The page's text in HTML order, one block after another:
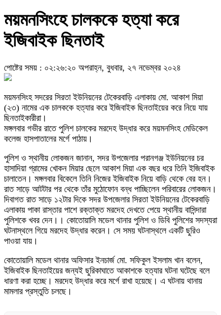
ময়মনসিংহে চালককে হত্যা করে
ইজিবাইক ছিনতাই
পোষ্টের সময় : ০২:২৬:২০ অপরাহ্ন, বুধবার, ২৭ নভেম্বর ২০২৪
ময়মনসিংহ সদরের সিরতা ইউনিয়নের টেকেরবাড়ি এলাকায় মো. আকাশ মিয়া
(২৩) নামের এক চালককে হত্যার করে ইজিবাইক ছিনতাইয়ের করে নিয়ে যায়
ছিনতাইকারীরা।
মঙ্গলবার গভীর রাতে পুলিশ চালকের মরদেহ উদ্ধার করে ময়মনসিংহ মেডিকেল
কলেজ হাসপাতালের মর্গে পাঠায়।
পুলিশ ও স্থানীয় লোকজন জানান, সদর উপজেলার পরানগঞ্জ ইউনিয়নের চর
হাসাদিয়া গ্রামের খোকন মিয়ার ছেলে আকাশ মিয়া এক বছর ধরে তিনি ইজিবাইক
চালাতেন। মঙ্গলবার বিকেলে তিনি নিজের ইজিবাইক নিয়ে বাড়ি থেকে বের হন।
রাত সাড়ে আটটার পর থেকে তাঁর মুঠোফোন বন্ধ পাচ্ছিলেন পরিবারের লোকজন।
দিবাগত রাত সাড়ে ১২টার দিকে সদর উপজেলার সিরতা ইউনিয়নের টেকেরবাড়ি
এলাকায় পাকা রাস্তার পাশে রক্তাক্ত মরদেহ দেখতে পেয়ে স্থানীয় বাসিন্দারা
পুলিশকে খবর দেন।। কোতোয়ালি মডেল থানার পুলিশ ও ডিবি পুলিশের সদস্যরা
ঘটনাস্থলে গিয়ে মরদেহ উদ্ধার করেন। সে সময় ঘটনাস্থলে একটি ছুরিও
পাওয়া যায়।
কোতোয়ালি মডেল থানার অফিসার ইনচার্জ মো. সফিকুল ইসলাম খান বলেন,
ইজিবাইক ছিনতাইয়ের জন্যই ছুরিকাঘাতে আকাশকে হত্যার ঘটনা ঘটেছে বলে
ধারণা করা হচ্ছে। মরদেহ উদ্ধার করে মর্গে রাখা হয়েছে। এ ঘটনায় থানায়
মামলার প্রস্তুতি চলছে।